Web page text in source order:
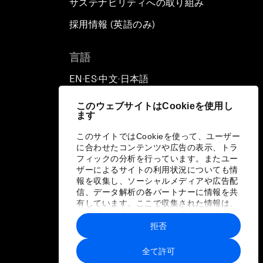
このウェブサイトはCookieを使用し
ます
このサイトではCookieを使って、ユーザー
に合わせたコンテンツや広告の表示、トラ
フィックの分析を行っています。またユー
ザーによるサイトの利用状況についても情
報を収集し、ソーシャルメディアや広告配
信、データ解析の各パートナーに情報を共
有しています。ここで収集された情報は、
ユーザーが各パートナーに提供した他の情
報や各パートナーのサービスを使用した際
に収集された情報と組み合わされ、各パー
トナーによって使用されることがありま
す。
全て許可
拒否
サステナビリティへの取り組み
採用情報 (英語のみ)
言語
EN ▪ ES▪中文▪ 日本語